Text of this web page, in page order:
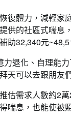
復體力，減輕
供的社區式喘
助32,340元
退化、自理能
天可以去跟朋友
估需求人數約2
喘息，也能使被